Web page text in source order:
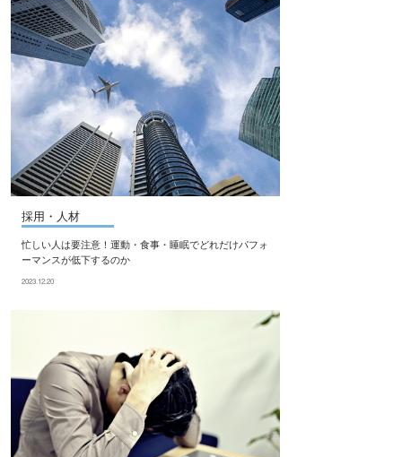
採用・人材
忙しい人は要注意！運動・食事・睡眠でどれだけパフォ
ーマンスが低下するのか
2023.12.20